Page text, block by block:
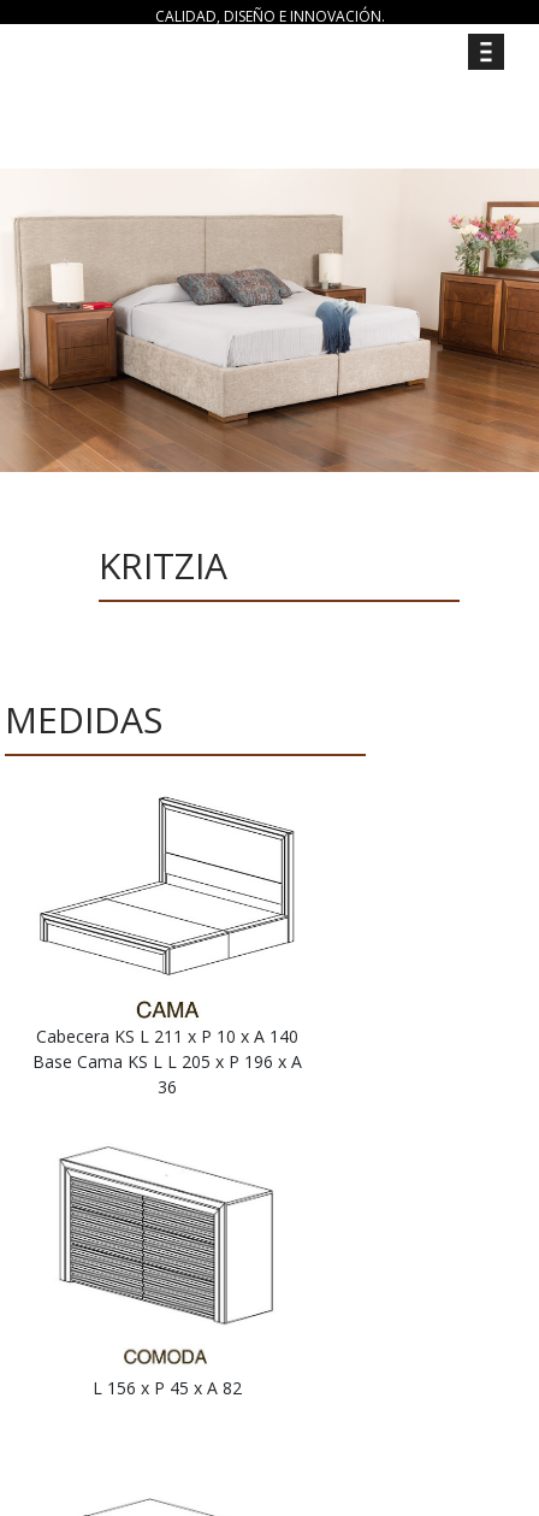
CALIDAD, DISEÑO E INNOVACIÓN.
KRITZIA
MEDIDAS
Cabecera KS L 211 x P 10 x A 140
Base Cama KS L L 205 x P 196 x A
36
L 156 x P 45 x A 82